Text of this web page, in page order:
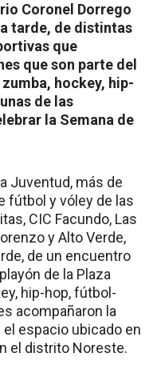
Coronel Dorrego
tarde, de distintas
que
que son parte del
hockey, hip-
de las
la Semana de
Juventud, más de
fútbol y vóley de las
CIC Facundo, Las
y Alto Verde,
de un encuentro
de la Plaza
hip-hop, fútbol-
acompañaron la
espacio ubicado en
el distrito Noreste.